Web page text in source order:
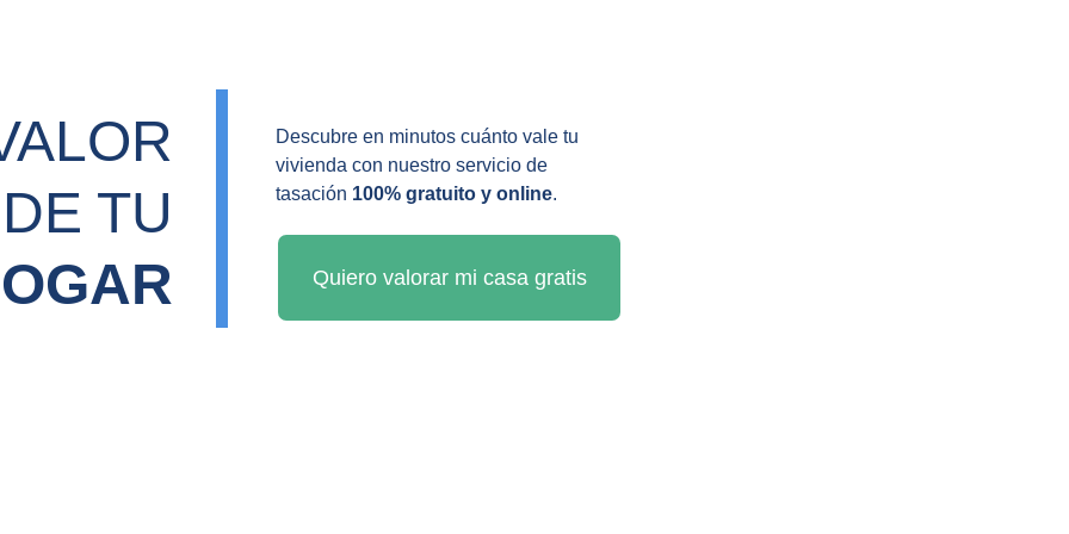
DE TU
Quiero valorar mi casa gratis
Descubre en minutos cuánto vale tu
vivienda con nuestro servicio de
tasación 100% gratuito y online.